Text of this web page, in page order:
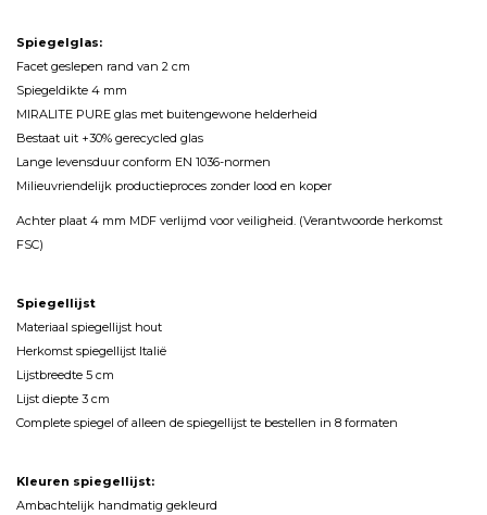
Spiegelglas:
Facet geslepen rand van 2 cm
Spiegeldikte 4 mm
MIRALITE PURE glas met buitengewone helderheid
Bestaat uit +30% gerecycled glas
Lange levensduur conform EN 1036-normen
Milieuvriendelijk productieproces zonder lood en koper
Achter plaat 4 mm MDF verlijmd voor veiligheid. (Verantwoorde herkomst
FSC)
Spiegellijst
Materiaal spiegellijst hout
Herkomst spiegellijst Italië
Lijstbreedte 5 cm
Lijst diepte 3 cm
Complete spiegel of alleen de spiegellijst te bestellen in 8 formaten
Kleuren spiegellijst:
Ambachtelijk handmatig gekleurd